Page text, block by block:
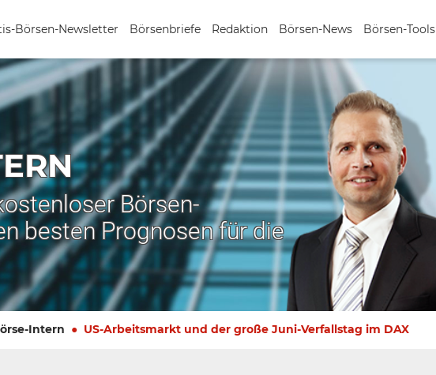
Börsen-Newsletter Börsenbriefe Redaktion Börsen-News Börsen-Tools
Börsen-
besten Prognosen für die
Intern US-Arbeitsmarkt und der große Juni-Verfallstag im DAX